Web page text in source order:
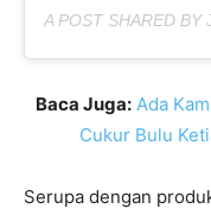
A POST SHARED BY
Baca Juga: Ada
Cukur Bulu
Serupa dengan